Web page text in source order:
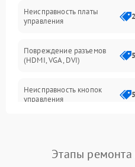
Неисправность платы
управления
Повреждение разъемов
(HDMI, VGA, DVI)
Неисправность кнопок
управления
Повреждение кабеля
Этапы